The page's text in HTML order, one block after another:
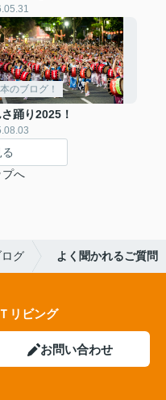
のブログ！
踊り2025！
プへ
ログ よく聞かれるご質問
リビング
お問い合わせ